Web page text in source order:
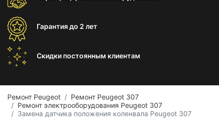
Гарантиядо 2 лет
Скидки постоянным клиентам
Ремонт Peugeot
Ремонт Peugeot 307
Ремонт электрооборудования Peugeot 307
Замена датчика положения коленвала Peugeot 307